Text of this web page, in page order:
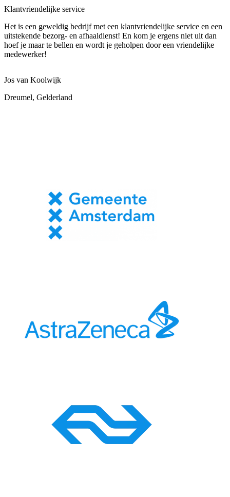
Klantvriendelijke service
Het is een geweldig bedrijf met een klantvriendelijke service en een
uitstekende bezorg- en afhaaldienst! En kom je ergens niet uit dan
hoef je maar te bellen en wordt je geholpen door een vriendelijke
medewerker!
Jos van Koolwijk
Dreumel, Gelderland